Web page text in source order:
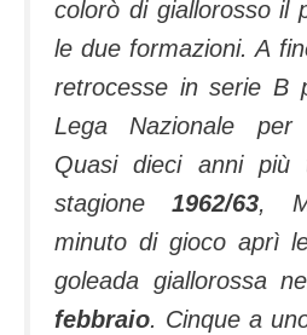
colorò di giallorosso il
le due formazioni. A
retrocesse in serie B
Lega Nazionale per
Quasi dieci anni più
stagione 1962/63,
minuto di gioco aprì
goleada giallorossa
febbraio. Cinque a